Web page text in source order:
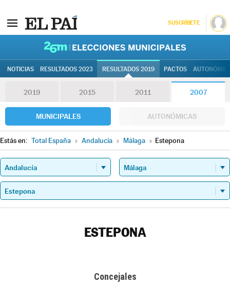
SUSCRÍBETE
NOTICIAS RESULTADOS 2023 RESULTADOS 2019 PACTOS
2019 2015 2011 2007
MUNICIPALES AUTONÓMICAS
Estás en: Total España » Andalucía » Málaga » Estepona
ESTEPONA
Concejales